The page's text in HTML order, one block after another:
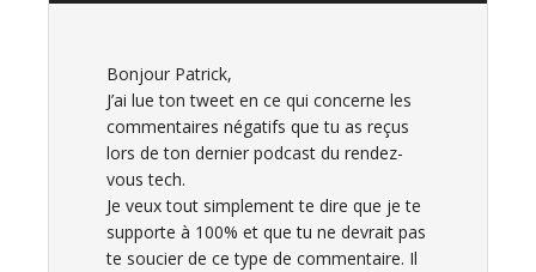
Bonjour Patrick,
J’ai lue ton tweet en ce qui concerne les
commentaires négatifs que tu as reçus
lors de ton dernier podcast du rendez-
vous tech.
Je veux tout simplement te dire que je te
supporte à 100% et que tu ne devrait pas
te soucier de ce type de commentaire. Il